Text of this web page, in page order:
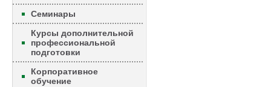
Семинары
Курсы дополнительной
профессиональной
подготовки
Корпоративное
обучение